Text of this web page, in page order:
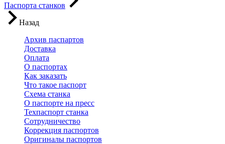
Паспорта станков
Назад
Архив паспартов
Доставка
Оплата
О паспортах
Как заказать
Что такое паспорт
Схема станка
О паспорте на пресс
Техпаспорт станка
Сотрудничество
Коррекция паспортов
Оригиналы паспортов